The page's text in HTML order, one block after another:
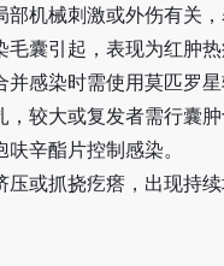
机械刺激或外伤有关
毛囊引起，表现为红肿
并感染时需使用莫匹罗
，较大或复发者需行囊
辛酯片控制感染。
或抓挠疙瘩，出现持